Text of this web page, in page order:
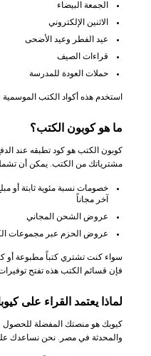
الجمعة البيضاء
الاثنين الإلكتروني
عيد الفطر وعيد الأضحى
قراءات الصيف
حملات العودة للمدرسة
استخدم هذه أكواد الكتب الموسمية
ما هو كوبون الكتب؟
كوبون الكتب هو كود تطبقه عند
مشترياتك من الكتب. يمكن أن
خصومات نسبة مئوية ثابتة أو
آخر مجاناً
عروض الشحن المجاني
عروض الحزم عبر مجموعات
سواء كنت تشتري كتباً مطبوعة أو
فإن قسائم الكتب هذه تفتح
لماذا يعتمد القراء على
كيوبك هو منصتك المفضلة للحصول
والمحدثة في مصر. نحن نساعدك